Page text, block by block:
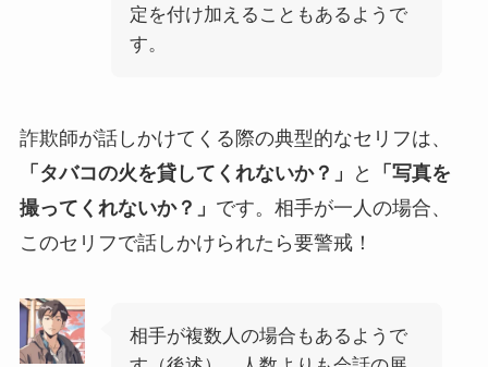
定を付け加えることもあるようで
す。
詐欺師が話しかけてくる際の典型的なセリフは、
「タバコの火を貸してくれないか？」
と
「写真を
撮ってくれないか？」 です。相手が一人の場合、
このセリフで話しかけられたら要警戒！
相手が複数人の場合もあるようで